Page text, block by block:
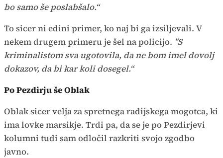
bo samo še poslabšalo.“
To sicer ni edini primer, ko naj bi ga izsiljevali. V
nekem drugem primeru je šel na policijo. "S
kriminalistom sva ugotovila, da ne bom imel dovolj
dokazov, da bi kar koli dosegel.“
Po Pezdirju še Oblak
Oblak sicer velja za spretnega radijskega mogotca, ki
ima lovke marsikje. Trdi pa, da se je po Pezdirjevi
kolumni tudi sam odločil razkriti svojo zgodbo
javno.